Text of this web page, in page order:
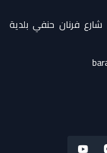
حي كورتيس قطعة 16 شارع فرنان حنفي بلدية